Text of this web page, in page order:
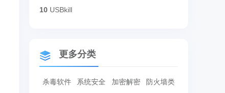
10 USBkill
更多分类
杀毒软件 系统安全 加密解密 防火墙类